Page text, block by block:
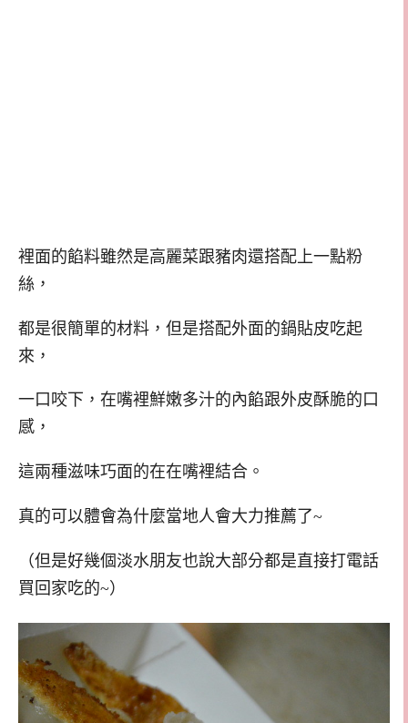
裡面的餡料雖然是高麗菜跟豬肉還搭配上一點粉
絲，
都是很簡單的材料，但是搭配外面的鍋貼皮吃起
來，
一口咬下，在嘴裡鮮嫩多汁的內餡跟外皮酥脆的口
感，
這兩種滋味巧面的在在嘴裡結合。
真的可以體會為什麼當地人會大力推薦了~
（但是好幾個淡水朋友也說大部分都是直接打電話
買回家吃的~）